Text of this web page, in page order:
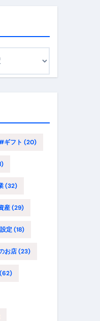
ギフト (20)
(32)
産(29)
定(18)
お店(23)
(62)